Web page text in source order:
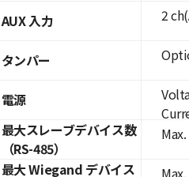
AUX 入力
タンパー
電源
最大スレーブデバイス数
（RS-485）
最大 Wiegand デバイス
2